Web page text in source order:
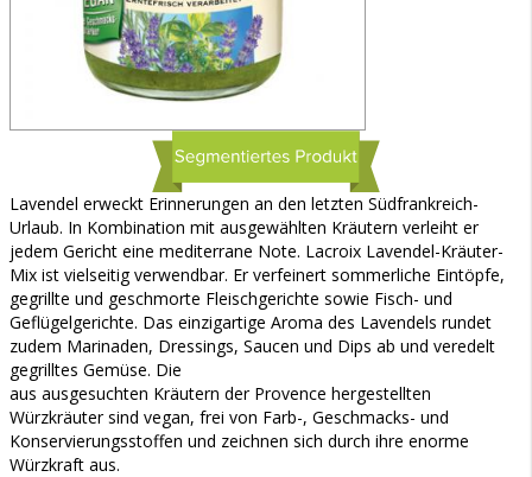
Lavendel erweckt Erinnerungen an den letzten Südfrankreich-
Urlaub. In Kombination mit ausgewählten Kräutern verleiht er
jedem Gericht eine mediterrane Note. Lacroix Lavendel-Kräuter-
Mix ist vielseitig verwendbar. Er verfeinert sommerliche Eintöpfe,
gegrillte und geschmorte Fleischgerichte sowie Fisch- und
Geflügelgerichte. Das einzigartige Aroma des Lavendels rundet
zudem Marinaden, Dressings, Saucen und Dips ab und veredelt
gegrilltes Gemüse. Die
aus ausgesuchten Kräutern der Provence hergestellten
Würzkräuter sind vegan, frei von Farb-, Geschmacks- und
Konservierungsstoffen und zeichnen sich durch ihre enorme
Würzkraft aus.